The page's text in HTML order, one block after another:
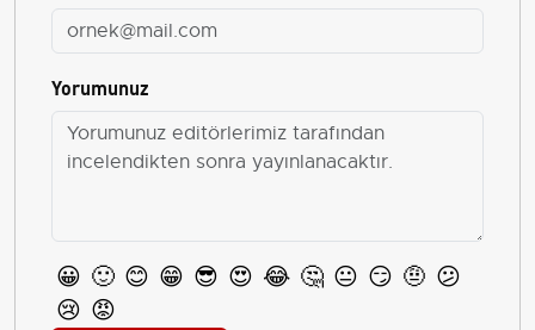
Yorumunuz
😀 🙂 😊 😁 😎 😍 😂 🤔 😐 😏 🤨 😕
😢 😡